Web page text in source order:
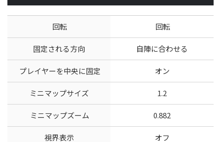
回転 回転
固定される方向 自陣に合わせる
プレイヤーを中央に固定 オン
ミニマップサイズ 1.2
ミニマップズーム 0.882
視界表示 オフ